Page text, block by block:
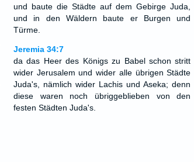
und baute die Städte auf dem Gebirge Juda,
und in den Wäldern baute er Burgen und
Türme.
Jeremia 34:7
da das Heer des Königs zu Babel schon stritt
wider Jerusalem und wider alle übrigen Städte
Juda's, nämlich wider Lachis und Aseka; denn
diese waren noch übriggeblieben von den
festen Städten Juda's.